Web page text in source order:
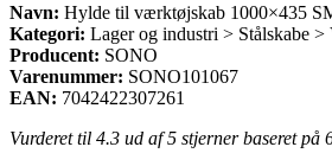
Navn: Hylde til værktøjskab 1000×435
Kategori: Lager og industri > Stålskabe
Producent: SONO
Varenummer: SONO101067
EAN: 7042422307261
Vurderet til 4.3 ud af 5 stjerner baseret på